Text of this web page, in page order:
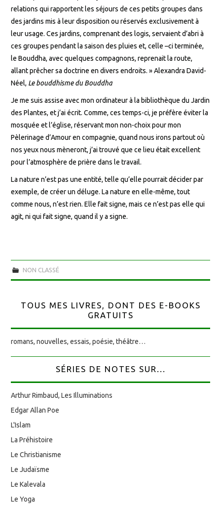
relations qui rapportent les séjours de ces petits groupes dans
des jardins mis à leur disposition ou réservés exclusivement à
leur usage. Ces jardins, comprenant des logis, servaient d’abri à
ces groupes pendant la saison des pluies et, celle –ci terminée,
le Bouddha, avec quelques compagnons, reprenait la route,
allant prêcher sa doctrine en divers endroits. » Alexandra David-
Néel, Le bouddhisme du Bouddha
Je me suis assise avec mon ordinateur à la bibliothèque du Jardin
des Plantes, et j’ai écrit. Comme, ces temps-ci, je préfère éviter la
mosquée et l’église, réservant mon non-choix pour mon
Pèlerinage d’Amour en compagnie, quand nous irons partout où
nos yeux nous mèneront, j’ai trouvé que ce lieu était excellent
pour l’atmosphère de prière dans le travail.
La nature n’est pas une entité, telle qu’elle pourrait décider par
exemple, de créer un déluge. La nature en elle-même, tout
comme nous, n’est rien. Elle fait signe, mais ce n’est pas elle qui
agit, ni qui fait signe, quand il y a signe.
NON CLASSÉ
TOUS MES LIVRES, DONT DES E-BOOKS
GRATUITS
romans, nouvelles, essais, poésie, théâtre…
SÉRIES DE NOTES SUR...
Arthur Rimbaud, Les Illuminations
Edgar Allan Poe
L'Islam
La Préhistoire
Le Christianisme
Le Judaïsme
Le Kalevala
Le Yoga